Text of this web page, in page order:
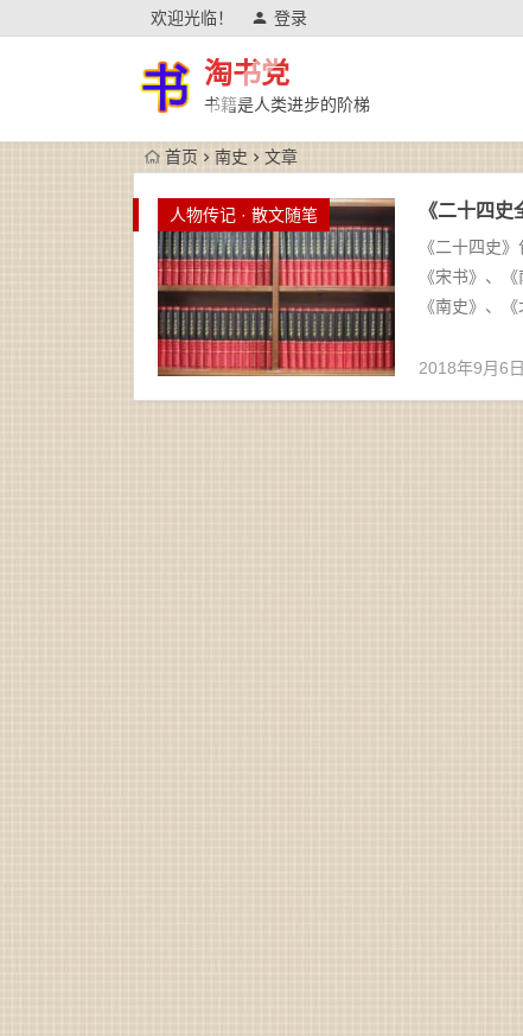
欢迎光临！ 登录
淘书党
书籍是人类进步的阶梯
首页 南史 文章
人物传记 · 散文随笔 《二十四
《二十四史
《宋书》、
《南史》、
2018年9月6日